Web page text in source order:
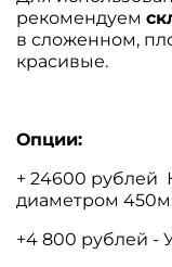
рекомендуем
в сложенном,
красивые.
Опции:
+ 24600 рублей
диаметром
+4 800 рублей -